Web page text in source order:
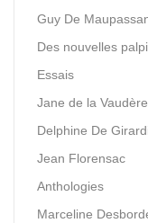
Guy De
Des nouvelles
Essais
Jane de la Vaudère
Delphine De
Jean Florensac
Anthologies
Marceline